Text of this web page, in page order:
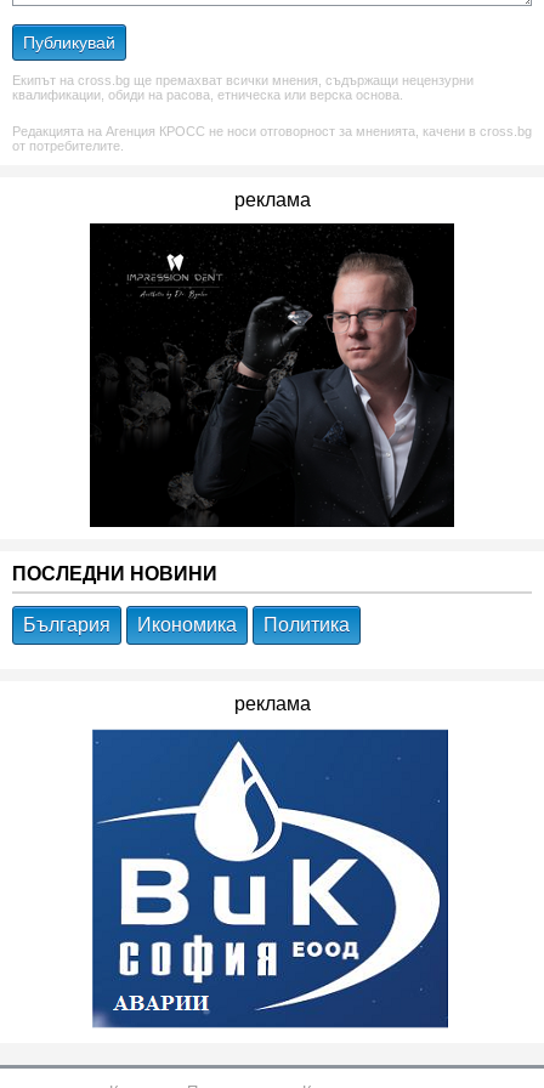
Публикувай
Екипът на cross.bg ще премахват всички мнения, съдържащи нецензурни
квалификации, обиди на расова, етническа или верска основа.
Редакцията на Агенция КРОСС не носи отговорност за мненията, качени в cross.bg
от потребителите.
реклама
ПОСЛЕДНИ НОВИНИ
България Икономика Политика
реклама